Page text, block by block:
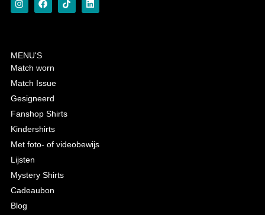
MENU'S
Match worn
Match Issue
Gesigneerd
Fanshop Shirts
Kindershirts
Met foto- of videobewijs
Lijsten
Mystery Shirts
Cadeaubon
Blog